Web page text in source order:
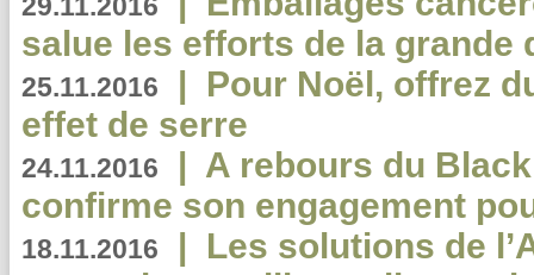
salue les efforts de la grande
25.11.2016 | Pour Noël, offrez
effet de serre
24.11.2016 | A rebours du
confirme son engagement
18.11.2016 | Les solutions de